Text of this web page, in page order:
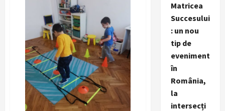
Matricea
Succesului
: un nou
tip de
eveniment
în
România,
la
intersecți